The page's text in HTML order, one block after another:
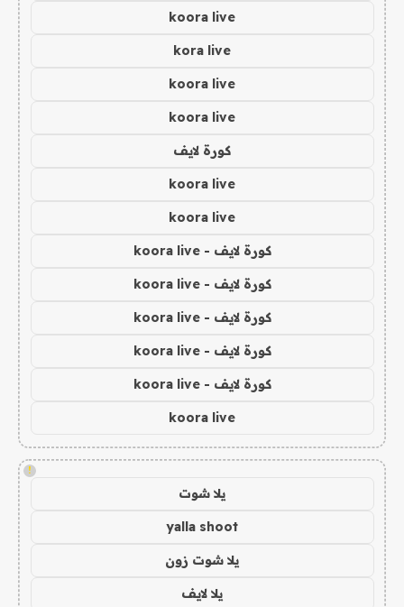
koora live
kora live
koora live
koora live
كورة لايف
koora live
koora live
كورة لايف - koora live
كورة لايف - koora live
كورة لايف - koora live
كورة لايف - koora live
كورة لايف - koora live
koora live
!
يلا شوت
yalla shoot
يلا شوت زون
يلا لايف